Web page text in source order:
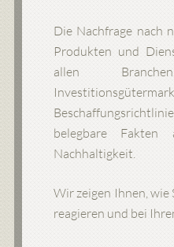
Die Nachfrage nach
Produkten und
allen
belegbare Fakten
Nachhaltigkeit.
Wir zeigen Ihnen,
reagieren und bei